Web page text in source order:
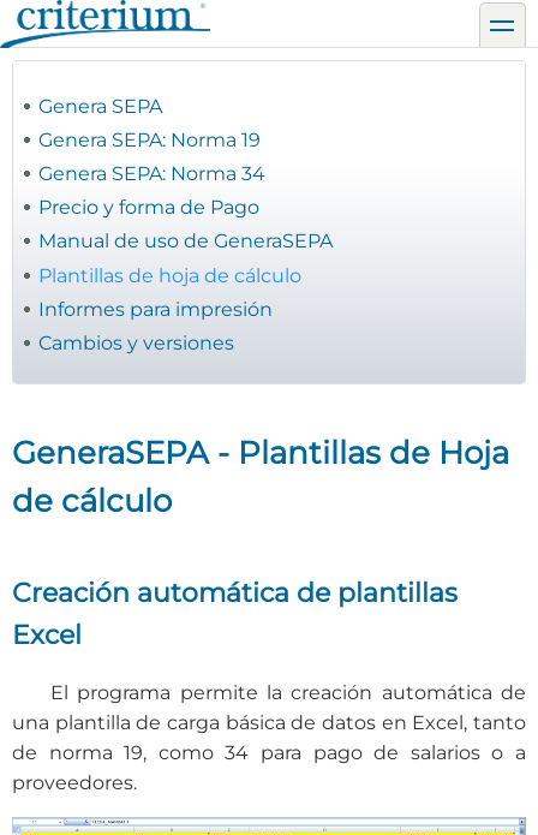
Pasar
al
principal
Genera SEPA
Genera SEPA: Norma 19
Genera SEPA: Norma 34
Precio y forma de Pago
Manual de uso de GeneraSEPA
Plantillas de hoja de cálculo
Informes para impresión
Cambios y versiones
GeneraSEPA - Plantillas de Hoja
de cálculo
Creación automática de plantillas
Excel
El programa permite la creación automática de
una plantilla de carga básica de datos en Excel, tanto
de norma 19, como 34 para pago de salarios o a
proveedores.